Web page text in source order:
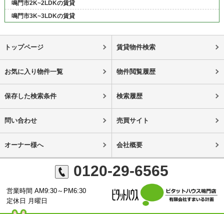
鳴門市2K~2LDKの賃貸
鳴門市3K~3LDKの賃貸
トップページ 賃貸物件検索
お気に入り物件一覧 物件閲覧履歴
保存した検索条件 検索履歴
問い合わせ 売買サイト
オーナー様へ 会社概要
0120-29-6565
営業時間 AM9:30～PM6:30
定休日 月曜日